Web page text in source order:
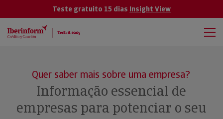
Teste gratuito 15 dias Insight View
Quer saber mais sobre uma empresa?
Informação essencial de
empresas para potenciar o seu